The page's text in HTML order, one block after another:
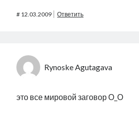
# 12.03.2009 Ответить
Rynoske Agutagava
это все мировой заговор О_О